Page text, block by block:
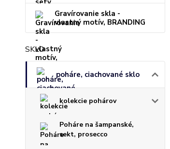
Gravírovanie skla -
vlastný motív, BRANDING
SKLO
poháre, ciachované sklo
kolekcie pohárov
Poháre na šampanské,
sekt, prosecco